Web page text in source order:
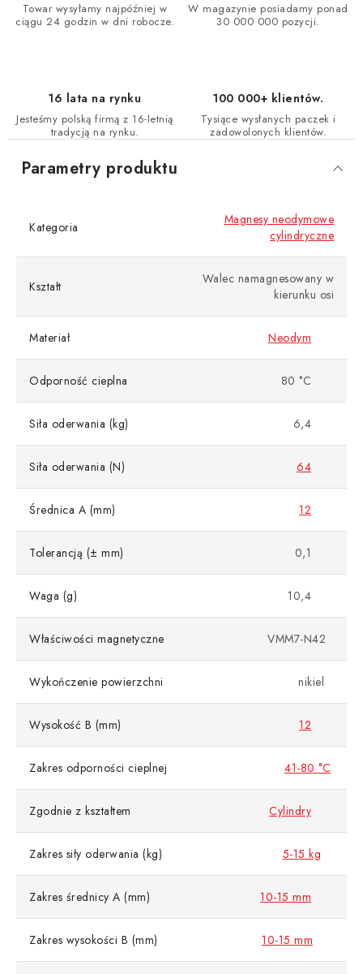
Towar wysyłamy najpóźniej w
ciągu 24 godzin w dni robocze.
W magazynie posiadamy ponad
30 000 000 pozycji.
16 lata na rynku
Jesteśmy polską firmą z 16-letnią
tradycją na rynku.
100 000+ klientów.
Tysiące wysłanych paczek i
zadowolonych klientów.
Parametry produktu
Kategoria
Magnesy neodymowe
cylindryczne
Kształt
Walec namagnesowany w
kierunku osi
Materiał Neodym
Odporność cieplna 80 °C
Siła oderwania (kg) 6,4
Siła oderwania (N) 64
Średnica A (mm) 12
Tolerancją (± mm) 0,1
Waga (g) 10,4
Właściwości magnetyczne VMM7-N42
Wykończenie powierzchni nikiel
Wysokość B (mm) 12
Zakres odporności cieplnej 41-80 °C
Zgodnie z kształtem Cylindry
Zakres siły oderwania (kg) 5-15 kg
Zakres średnicy A (mm) 10-15 mm
Zakres wysokości B (mm) 10-15 mm